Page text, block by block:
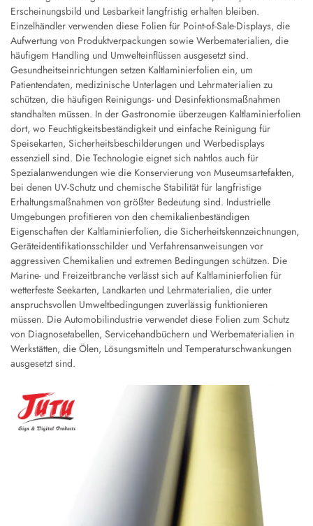
Erscheinungsbild und Lesbarkeit langfristig erhalten bleiben.
Einzelhändler verwenden diese Folien für Point-of-Sale-Displays, die
Aufwertung von Produktverpackungen sowie Werbematerialien, die
häufigem Handling und Umwelteinflüssen ausgesetzt sind.
Gesundheitseinrichtungen setzen Kaltlaminierfolien ein, um
Patientendaten, medizinische Unterlagen und Lehrmaterialien zu
schützen, die häufigen Reinigungs- und Desinfektionsmaßnahmen
standhalten müssen. In der Gastronomie überzeugen Kaltlaminierfolien
dort, wo Feuchtigkeitsbeständigkeit und einfache Reinigung für
Speisekarten, Sicherheitsbeschilderungen und Werbedisplays
essenziell sind. Die Technologie eignet sich nahtlos auch für
Spezialanwendungen wie die Konservierung von Museumsartefakten,
bei denen UV-Schutz und chemische Stabilität für langfristige
Erhaltungsmaßnahmen von größter Bedeutung sind. Industrielle
Umgebungen profitieren von den chemikalienbeständigen
Eigenschaften der Kaltlaminierfolien, die Sicherheitskennzeichnungen,
Geräteidentifikationsschilder und Verfahrensanweisungen vor
aggressiven Chemikalien und extremen Bedingungen schützen. Die
Marine- und Freizeitbranche verlässt sich auf Kaltlaminierfolien für
wetterfeste Seekarten, Landkarten und Lehrmaterialien, die unter
anspruchsvollen Umweltbedingungen zuverlässig funktionieren
müssen. Die Automobilindustrie verwendet diese Folien zum Schutz
von Diagnosetabellen, Servicehandbüchern und Werbematerialien in
Werkstätten, die Ölen, Lösungsmitteln und Temperaturschwankungen
ausgesetzt sind.